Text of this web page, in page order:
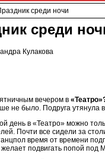
среди ночи
среди
Кулакова
вечером в
не было. Подруга утянула
день в «Театро» можно
Почти все сидели за
время от времени
подвигать попой под